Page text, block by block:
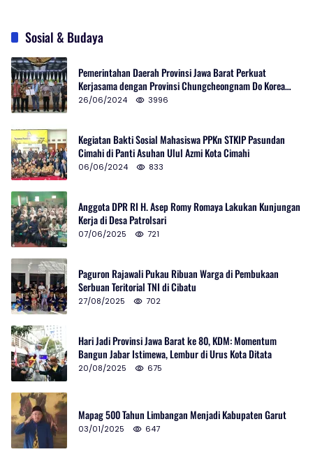
Sosial & Budaya
Pemerintahan Daerah Provinsi Jawa Barat Perkuat
Kerjasama dengan Provinsi Chungcheongnam Do Korea
Selatan
26/06/2024 3996
Kegiatan Bakti Sosial Mahasiswa PPKn STKIP Pasundan
Cimahi di Panti Asuhan Ulul Azmi Kota Cimahi
06/06/2024 833
Anggota DPR RI H. Asep Romy Romaya Lakukan Kunjungan
Kerja di Desa Patrolsari
07/06/2025 721
Paguron Rajawali Pukau Ribuan Warga di Pembukaan
Serbuan Teritorial TNI di Cibatu
27/08/2025 702
Hari Jadi Provinsi Jawa Barat ke 80, KDM: Momentum
Bangun Jabar Istimewa, Lembur di Urus Kota Ditata
20/08/2025 675
Mapag 500 Tahun Limbangan Menjadi Kabupaten Garut
03/01/2025 647